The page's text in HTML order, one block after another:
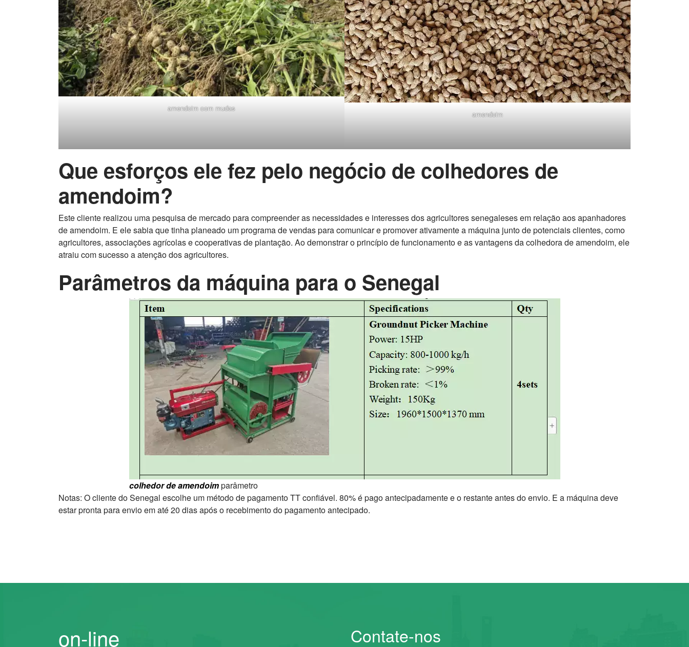
amendoim com mudas
amendoim
Que esforços ele fez pelo negócio de colhedores de
amendoim?
Este cliente realizou uma pesquisa de mercado para compreender as necessidades e interesses dos agricultores senegaleses em relação aos apanhadores
de amendoim. E ele sabia que tinha planeado um programa de vendas para comunicar e promover ativamente a máquina junto de potenciais clientes, como
agricultores, associações agrícolas e cooperativas de plantação. Ao demonstrar o princípio de funcionamento e as vantagens da colhedora de amendoim, ele
atraiu com sucesso a atenção dos agricultores.
Parâmetros da máquina para o Senegal
colhedor de amendoimparâmetro
Notas: O cliente do Senegal escolhe um método de pagamento TT confiável. 80% é pago antecipadamente e o restante antes do envio. E a máquina deve
estar pronta para envio em até 20 dias após o recebimento do pagamento antecipado.
on-line Contate-nos